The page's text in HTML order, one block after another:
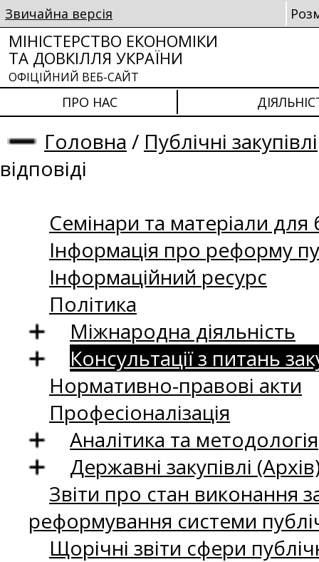
Звичайна версія
МІНІСТЕРСТВО ЕКОНОМІКИ
ТА ДОВКІЛЛЯ УКРАЇНИ
ОФІЦІЙНИЙ ВЕБ-САЙТ
ПРО НАС
Головна / Публічні закупівлі
відповіді
Семінари та матеріали для
Інформація про реформу
Інформаційний ресурс
Політика
Міжнародна діяльність
Консультації з питань
Нормативно-правові акти
Професіоналізація
Аналітика та методологія
Державні закупівлі
Звіти про стан виконання
реформування системи
Щорічні звіти сфери